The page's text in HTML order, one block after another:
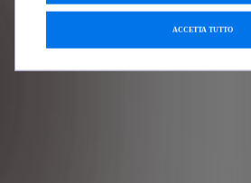
ACCETTA TUTTO